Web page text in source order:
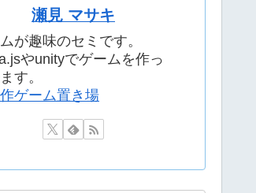
瀬見 マサキ
が趣味のセミです。
やunityでゲームを作っ
す。
ゲーム置き場